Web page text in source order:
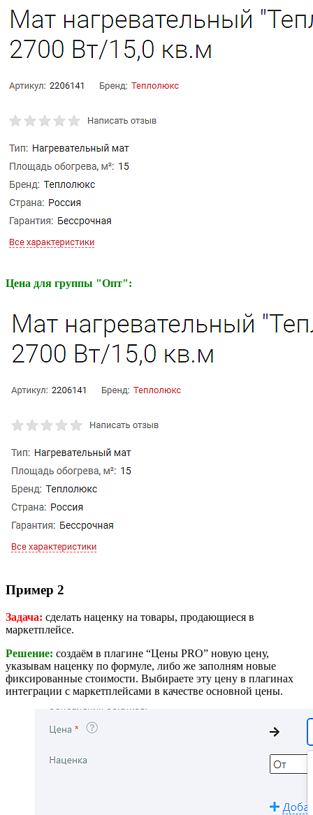
Цена для группы "Опт":
Пример 2
Задача: сделать наценку на товары, продающиеся в
маркетплейсе.
Решение: создаём в плагине “Цены PRO” новую цену,
указывам наценку по формуле, либо же заполням новые
фиксированные стоимости. Выбираете эту цену в плагинах
интеграции с маркетплейсами в качестве основной цены.